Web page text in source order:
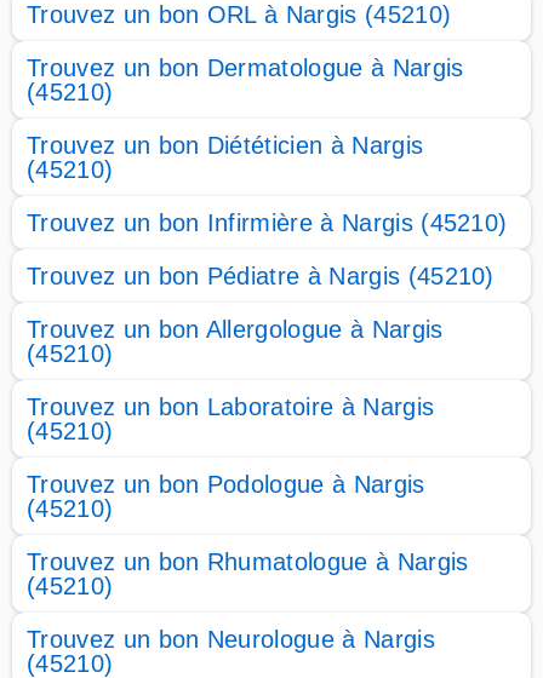
Trouvez un bon ORL à Nargis (45210)
Trouvez un bon Dermatologue à Nargis
(45210)
Trouvez un bon Diététicien à Nargis
(45210)
Trouvez un bon Infirmière à Nargis (45210)
Trouvez un bon Pédiatre à Nargis (45210)
Trouvez un bon Allergologue à Nargis
(45210)
Trouvez un bon Laboratoire à Nargis
(45210)
Trouvez un bon Podologue à Nargis
(45210)
Trouvez un bon Rhumatologue à Nargis
(45210)
Trouvez un bon Neurologue à Nargis
(45210)